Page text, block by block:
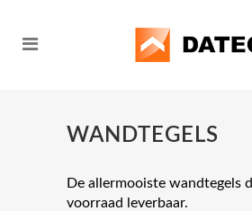
WANDTEGELS
De allermooiste wandtegels
voorraad leverbaar.